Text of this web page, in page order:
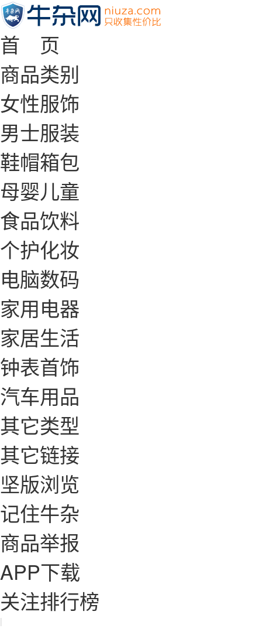
首 页
商品类别
女性服饰
男士服装
鞋帽箱包
母婴儿童
食品饮料
个护化妆
电脑数码
家用电器
家居生活
钟表首饰
汽车用品
其它类型
其它链接
坚版浏览
记住牛杂
商品举报
APP下载
关注排行榜
|